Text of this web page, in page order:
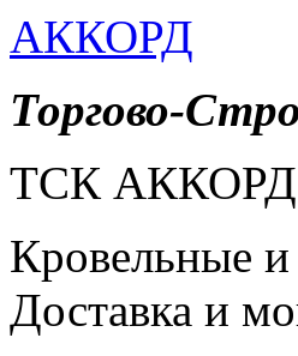
АККОРД
Торгово-
ТСК АККОРД
Кровельные
Доставка и